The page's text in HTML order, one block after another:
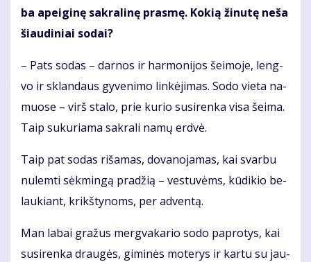
ba apei­gi­nę sak­ra­li­nę pras­mę. Ko­kią ži­nu­tę ne­ša
šiau­di­niai so­dai?
– Pats so­das – dar­nos ir har­mo­ni­jos šei­mo­je, leng­
vo ir sklan­daus gy­ve­ni­mo lin­kė­ji­mas. So­do vie­ta na­
muo­se – virš sta­lo, prie ku­rio su­si­ren­ka vi­sa šei­ma.
Taip su­ku­ria­ma sak­ra­li na­mų erd­vė.
Taip pat so­das ri­ša­mas, do­va­no­ja­mas, kai svar­bu
nu­lem­ti sėk­min­gą pra­džią – ves­tu­vėms, kū­di­kio be­
lau­kiant, krikš­ty­noms, per ad­ven­tą.
Man la­bai gra­žus merg­va­ka­rio so­do pa­pro­tys, kai
su­si­ren­ka drau­gės, gi­mi­nės mo­te­rys ir kar­tu su jau­